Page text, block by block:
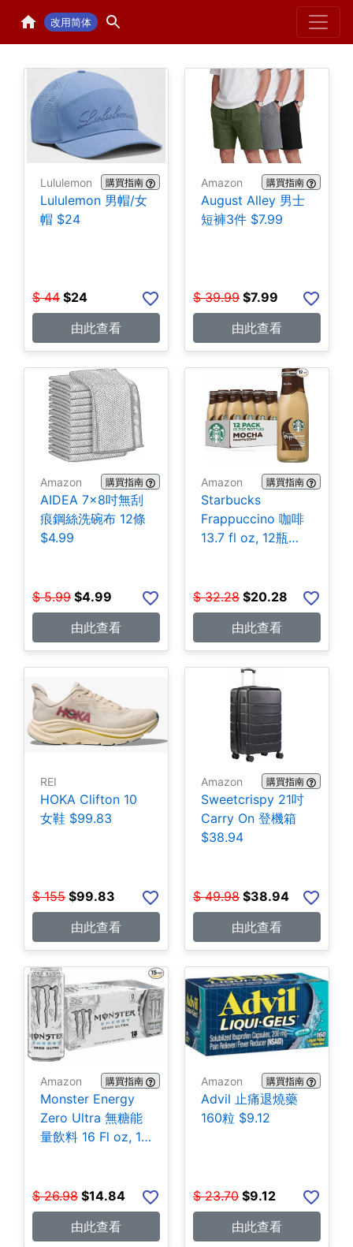
改用简体 Home
Lululemon 購買指南
Lululemon 男帽/女
帽 $24
$ 44 $24
由此查看
Amazon 購買指南
August Alley 男士
短褲3件 $7.99
$ 39.99 $7.99
由此查看
Amazon 購買指南
AIDEA 7×8吋無刮
痕鋼絲洗碗布 12條
$4.99
$ 5.99 $4.99
由此查看
Amazon 購買指南
Starbucks
Frappuccino 咖啡
13.7 fl oz, 12瓶
$ 32.28 $20.28
由此查看
REI
HOKA Clifton 10
女鞋 $99.83
$ 155 $99.83
由此查看
Amazon 購買指南
Sweetcrispy 21吋
Carry On 登機箱
$38.94
$ 49.98 $38.94
由此查看
Amazon 購買指南
Monster Energy
Zero Ultra 無糖能
量飲料 16 Fl oz, 15
$ 26.98 $14.84
由此查看
Amazon 購買指南
Advil 止痛退燒藥
160粒 $9.12
$ 23.70 $9.12
由此查看